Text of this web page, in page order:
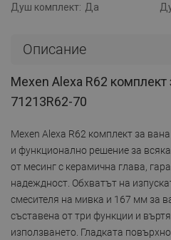
Душ комплект: Да
Описание
Mexen Alexa R62 комплект
71213R62-70
Mexen Alexa R62 комплект за
и функционално решение за
от месинг с керамична глава,
надеждност. Обхватът на
смесителя на мивка и 167 мм за
съставена от три функции и
използването. Гладката